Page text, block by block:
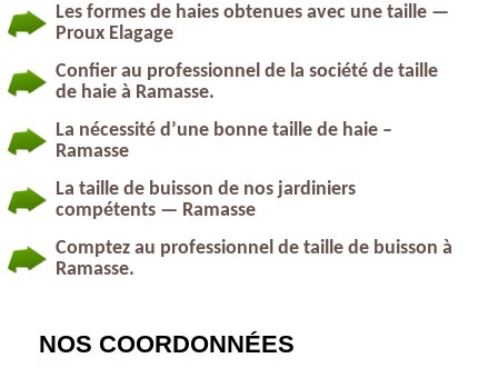
Les formes de haies obtenues avec une taille —
Proux Elagage
Confier au professionnel de la société de taille
de haie à Ramasse.
La nécessité d’une bonne taille de haie –
Ramasse
La taille de buisson de nos jardiniers
compétents — Ramasse
Comptez au professionnel de taille de buisson à
Ramasse.
NOS COORDONNÉES